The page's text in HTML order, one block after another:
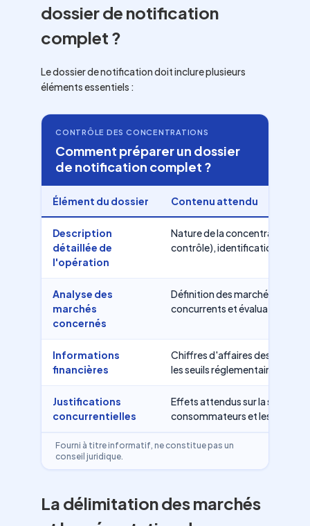
dossier de notification
complet ?
Le dossier de notification doit inclure plusieurs
éléments essentiels :
CONTRÔLE DES CONCENTRATIONS
Comment préparer un dossier
de notification complet ?
Élément du dossier Contenu attendu
Description
détaillée de
l'opération
Nature de la concentration
contrôle), identification des
Analyse des
marchés
concernés
Définition des marchés
concurrents et évaluation des
Informations
financières
Chiffres d'affaires des
les seuils réglementaires.
Justifications
concurrentielles
Effets attendus sur la
consommateurs et les
Fourni à titre informatif, ne constitue pas un
conseil juridique.
La délimitation des marchés